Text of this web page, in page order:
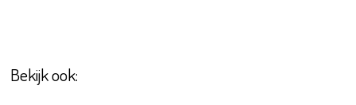
Bekijk ook: